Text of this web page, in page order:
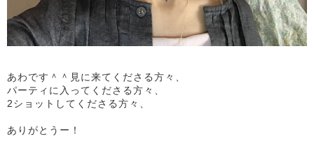
あわです＾＾見に来てくださる方々、
パーティに入ってくださる方々、
2ショットしてくださる方々、
ありがとうー！